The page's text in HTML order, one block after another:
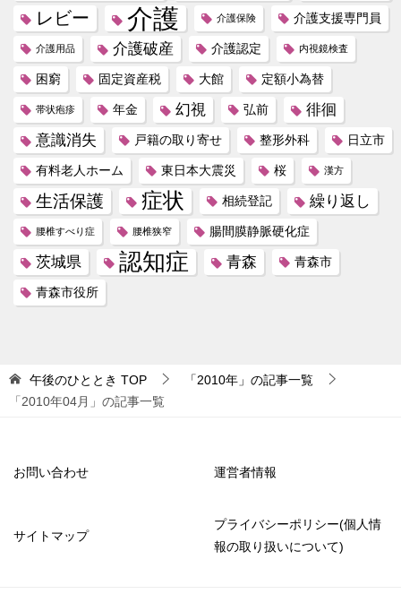
レビー 介護 介護保険 介護支援専門員
介護用品 介護破産 介護認定 内視鏡検査
困窮 固定資産税 大館 定額小為替
帯状疱疹 年金 幻視 弘前
徘徊
意識消失
戸籍の取り寄せ 整形外科 日立市
有料老人ホーム 東日本大震災 桜 漢方
生活保護 症状 相続登記 繰り返し
腰椎すべり症 腰椎狭窄 腸間膜静脈硬化症
茨城県 認知症 青森 青森市
青森市役所
午後のひととき TOP
「2010年」の記事一覧
「2010年04月」の記事一覧
お問い合わせ 運営者情報
サイトマップ
プライバシーポリシー(個人情
報の取り扱いについて)